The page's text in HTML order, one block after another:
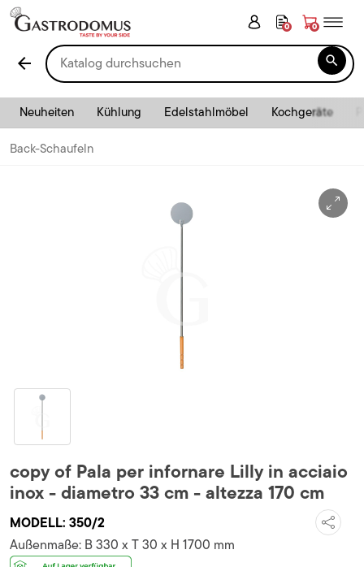
0 0
arrow_back 
Neuheiten Kühlung Edelstahlmöbel Kochgeräte
Back-Schaufeln
copy of Pala per infornare Lilly in acciaio
inox - diametro 33 cm - altezza 170 cm
MODELL: 350/2
Außenmaße: B 330 x T 30 x H 1700 mm